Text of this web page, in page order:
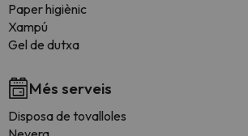
Paper higiènic
Xampú
Gel de dutxa
Més serveis
Disposa de tovalloles